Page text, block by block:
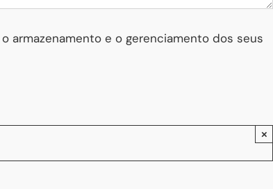
armazenamento e o gerenciamento dos seus
×